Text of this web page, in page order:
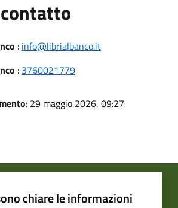
: info@librialbanco.it
: 3760021779
: 29 maggio 2026, 09:27
chiare le informazioni